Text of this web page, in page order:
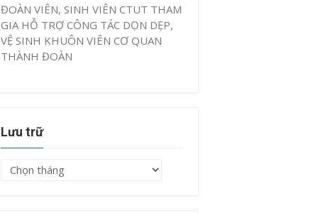
ĐOÀN VIÊN, SINH VIÊN CTUT THAM
GIA HỖ TRỢ CÔNG TÁC DỌN DẸP,
VỆ SINH KHUÔN VIÊN CƠ QUAN
THÀNH ĐOÀN
Lưu trữ
Lưu